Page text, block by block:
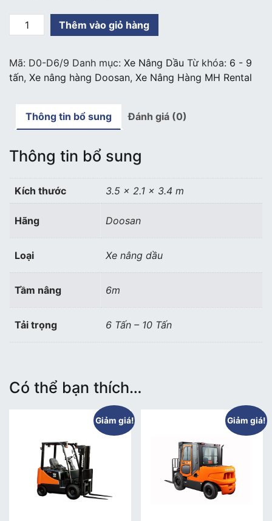
nâng
Doosan
tải
tấn
lượng
Thêm vào giỏ hàng
Mã: D0-D6/9 Danh mục: Xe Nâng Dầu Từ khóa: 6 - 9
tấn, Xe nâng hàng Doosan, Xe Nâng Hàng MH Rental
Thông tin bổ sung Đánh giá (0)
Thông tin bổ sung
Kích thước 3.5 × 2.1 × 3.4 m
Hãng Doosan
Loại Xe nâng dầu
Tầm nâng 6m
Tải trọng 6 Tấn – 10 Tấn
Có thể bạn thích…
Giảm giá! Giảm giá!